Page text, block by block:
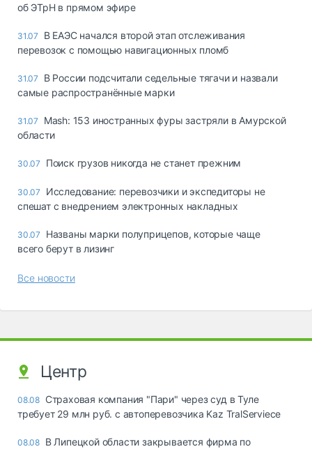
об ЭТрН в прямом эфире
31.07
В ЕАЭС начался второй этап отслеживания
перевозок с помощью навигационных пломб
31.07
В России подсчитали седельные тягачи и назвали
самые распространённые марки
31.07
Mash: 153 иностранных фуры застряли в Амурской
области
30.07 Поиск грузов никогда не станет прежним
30.07
Исследование: перевозчики и экспедиторы не
спешат с внедрением электронных накладных
30.07
Названы марки полуприцепов, которые чаще
всего берут в лизинг
Все новости
Центр
08.08 Страховая компания "Пари" через суд в Туле
требует 29 млн руб. с автоперевозчика Kaz TralServiece
08.08 В Липецкой области закрывается фирма по